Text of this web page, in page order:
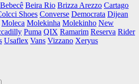
Bebecê Beira Rio Brizza Arezzo Cartago
Shoes Converse Democrata Dijean
Moleca Molekinha Molekinho New
Puma QIX Ramarim Reserva Rider
Usaflex Vans Vizzano Xeryus